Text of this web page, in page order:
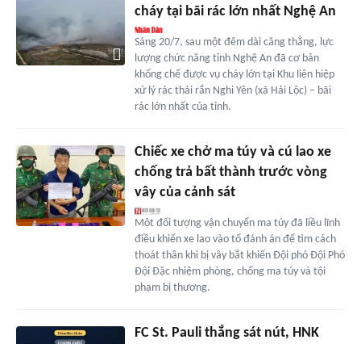
cháy tại bãi rác lớn nhất Nghệ An
Sáng 20/7, sau một đêm dài căng thẳng, lực
lượng chức năng tỉnh Nghệ An đã cơ bản
khống chế được vụ cháy lớn tại Khu liên hiệp
xử lý rác thải rắn Nghi Yên (xã Hải Lộc) – bãi
rác lớn nhất của tỉnh.
Chiếc xe chở ma túy và cú lao xe
chống trả bất thành trước vòng
vây của cảnh sát
Một đối tượng vận chuyển ma túy đã liều lĩnh
điều khiển xe lao vào tổ đánh án để tìm cách
thoát thân khi bị vây bắt khiến Đội phó Đội Phó
Đội Đặc nhiệm phòng, chống ma túy và tội
phạm bị thương.
FC St. Pauli thắng sát nút, HNK